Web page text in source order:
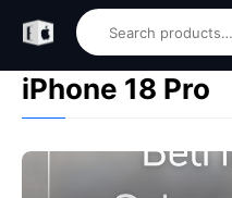
content
iPhone 18 Pro